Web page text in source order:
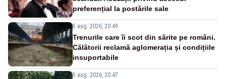
preferențial la postările sale
5 aug. 2026, 20:49
Trenurile care îi scot din sărite pe români.
Călătorii reclamă aglomerația și condițiile
insuportabile
5 aug. 2026, 20:47